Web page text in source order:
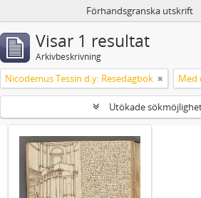
Förhandsgranska utskrift
Visar 1 resultat
Arkivbeskrivning
Nicodemus Tessin d.y: Resedagbok Med
Utökade